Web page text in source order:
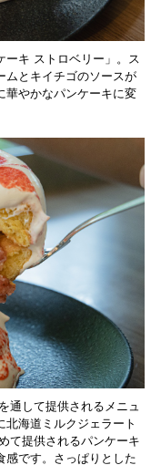
ーキ ストロベリー」。ス
ムとキイチゴのソースが
華やかなパンケーキに変
通して提供されるメニュ
海道ミルクジェラート
て提供されるパンケーキ
感です。さっぱりとした